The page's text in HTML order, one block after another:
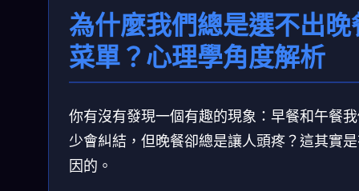
為什麼我們總是選不出晚
菜單？心理學角度解析
你有沒有發現一個有趣的現象：早餐和午餐
少會糾結，但晚餐卻總是讓人頭疼？這其實
因的。